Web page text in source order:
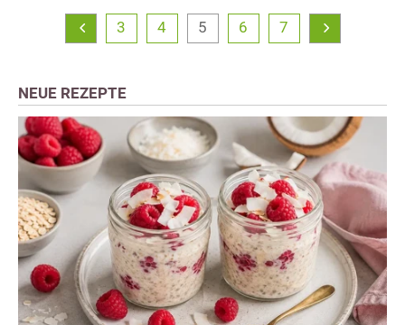
3 4 5 6 7
NEUE REZEPTE